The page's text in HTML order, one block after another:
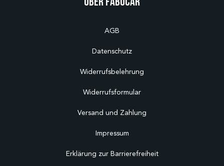
AGB
Datenschutz
Widerrufsbelehrung
Widerrufsformular
Versand und Zahlung
Impressum
Erklärung zur Barrierefreiheit